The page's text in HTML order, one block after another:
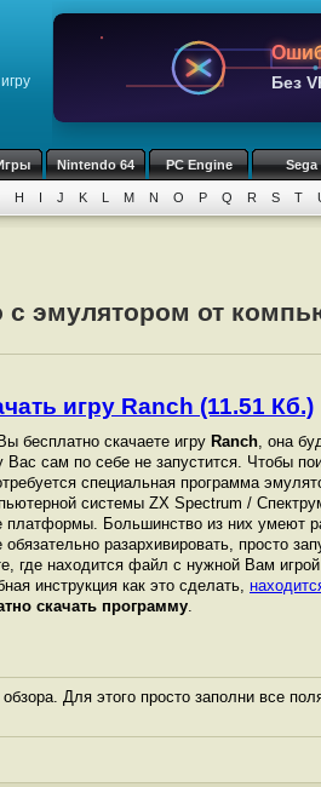
Без
Nintendo 64 PC Engine Sega
H I J K L M N O P Q R S T
с эмулятором от
игру Ranch (11.51 Кб.)
бесплатно скачаете игру Ranch, она
сам по себе не запустится. Чтобы
специальная программа
системы ZX Spectrum /
платформы. Большинство из них умеют
обязательно разархивировать, просто
где находится файл с нужной Вам
инструкция как это сделать,
скачать программу.
Для этого просто заполни все